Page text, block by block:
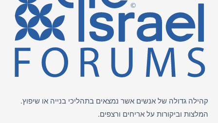
קהילה גדולה של אנשים אשר נמצאים בתהליכי בנייה או שיפוץ.
המלצות וביקורות על אריחים ורצפים.